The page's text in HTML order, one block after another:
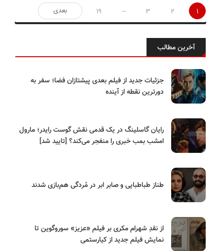
صفحه‌بندی
نوشته‌ها
1
2
3
…
19 بعدی
آخرین مطالب
جزئیات جدید از فیلم بعدی پیشتازان فضا؛ سفر به
دورترین نقطه از آینده
رایان گاسلینگ در یک قدمی نقش گوست رایدر؛ مارول
امشب بمب خبری را منفجر می‌کند؟ [تایید شد]
طناز طباطبایی و صابر ابر در مُردگی هم‌بازی شدند
از نقدِ شهرام مکری بر فیلم «عزیز» سوروگوین تا
نمایش فیلم جدید از کیارستمی